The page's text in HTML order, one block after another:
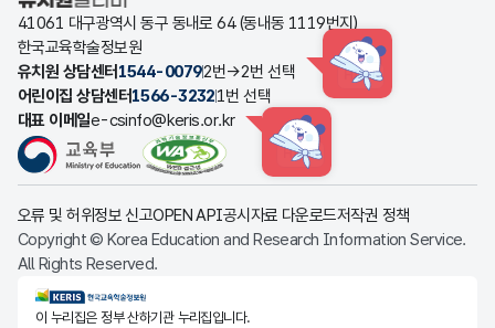
41061 대구광역시 동구 동내로 64 (동내동 1119번지)
한국교육학술정보원
유치원 상담센터 1544-00792번→2번 선택 HINT
어린이집 상담센터1566-32321번 선택
대표 이메일e-csinfo@keris.or.kr
HINT
오류 및 허위정보 신고OPEN API공시자료 다운로드저작권 정책
Copyright © Korea Education and Research Information Service.
All Rights Reserved.
KERIS한국교육학술정보원
이 누리집은 정부 산하기관 누리집입니다.